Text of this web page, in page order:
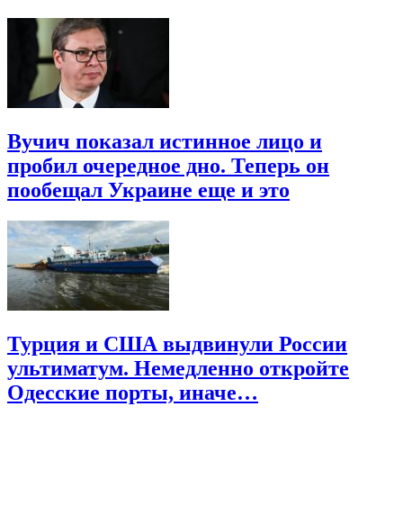
Вучич показал истинное лицо и
пробил очередное дно. Теперь он
пообещал Украине еще и это
Турция и США выдвинули России
ультиматум. Немедленно откройте
Одесские порты, иначе…